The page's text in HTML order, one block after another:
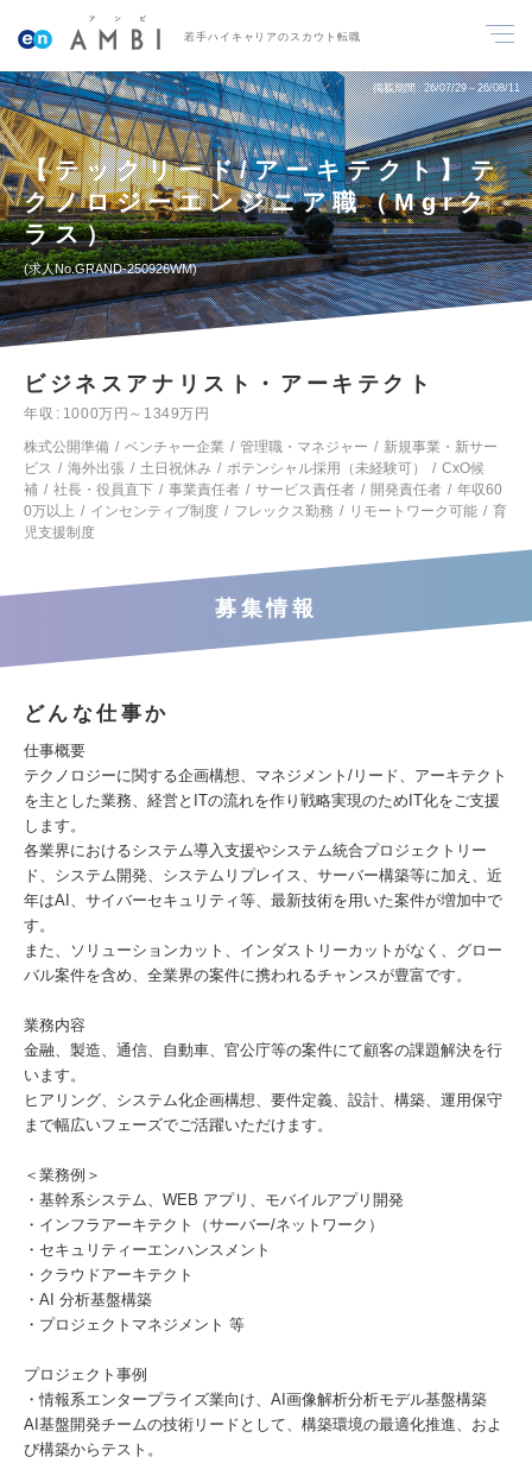
若手ハイキャリアのスカウト転職
掲載期間 26/07/29～26/08/11
【テックリード/アーキテクト】テ
クノロジーエンジニア職（Mgrク
ラス）
求人No.GRAND-250926WM
ビジネスアナリスト・アーキテクト
年収
1000万円～1349万円
株式公開準備
ベンチャー企業 管理職・マネジャー
新規事業・新サー
ビス
海外出張 土日祝休み ポテンシャル採用（未経験可）
CxO候
補
社長・役員直下 事業責任者 サービス責任者 開発責任者
年収60
0万以上
インセンティブ制度 フレックス勤務 リモートワーク可能
育
児支援制度
募集情報
どんな仕事か
仕事概要
テクノロジーに関する企画構想、マネジメント/リード、アーキテクト
を主とした業務、経営とITの流れを作り戦略実現のためIT化をご支援
します。
各業界におけるシステム導入支援やシステム統合プロジェクトリー
ド、システム開発、システムリプレイス、サーバー構築等に加え、近
年はAI、サイバーセキュリティ等、最新技術を用いた案件が増加中で
す。
また、ソリューションカット、インダストリーカットがなく、グロー
バル案件を含め、全業界の案件に携われるチャンスが豊富です。
業務内容
金融、製造、通信、自動車、官公庁等の案件にて顧客の課題解決を行
います。
ヒアリング、システム化企画構想、要件定義、設計、構築、運用保守
まで幅広いフェーズでご活躍いただけます。
＜業務例＞
・基幹系システム、WEB アプリ、モバイルアプリ開発
・インフラアーキテクト（サーバー/ネットワーク）
・セキュリティーエンハンスメント
・クラウドアーキテクト
・AI 分析基盤構築
・プロジェクトマネジメント 等
プロジェクト事例
・情報系エンタープライズ業向け、AI画像解析分析モデル基盤構築
AI基盤開発チームの技術リードとして、構築環境の最適化推進、およ
び構築からテスト。